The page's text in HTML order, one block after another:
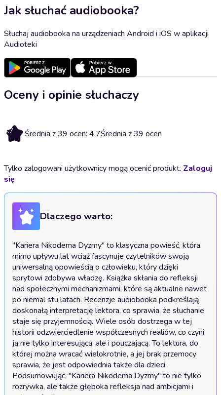
Jak słuchać audiobooka?
Słuchaj audiobooka na urządzeniach Android i iOS w aplikacji
Audioteki
Oceny i opinie słuchaczy
4.7 Średnia z 39 ocen: 4.7Średnia z 39 ocen
Tylko zalogowani użytkownicy mogą ocenić produkt. Zaloguj
się
Dlaczego warto:
"Kariera Nikodema Dyzmy" to klasyczna powieść, która
mimo upływu lat wciąż fascynuje czytelników swoją
uniwersalną opowieścią o człowieku, który dzięki
sprytowi zdobywa władzę. Książka skłania do refleksji
nad społecznymi mechanizmami, które są aktualne nawet
po niemal stu latach. Recenzje audiobooka podkreślają
doskonałą interpretację lektora, co sprawia, że słuchanie
staje się przyjemnością. Wiele osób dostrzega w tej
historii odzwierciedlenie współczesnych realiów, co czyni
ją nie tylko interesującą, ale i pouczającą. To lektura, do
której można wracać wielokrotnie, a jej brak przemocy
sprawia, że jest odpowiednia także dla dzieci.
Podsumowując, "Kariera Nikodema Dyzmy" to nie tylko
rozrywka, ale także głęboka refleksja nad ambicjami i